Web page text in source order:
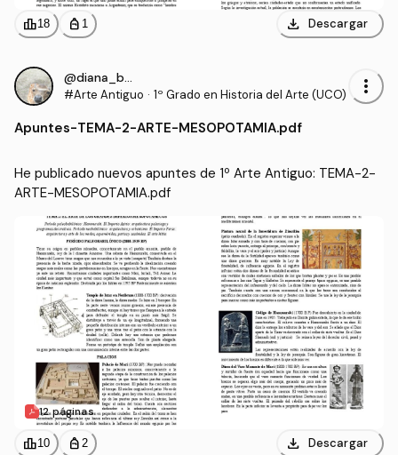
leaderboard18 personal_bag 1 download Descargar
@diana_bcr
#Arte Antiguo · 1º Grado en Historia del Arte (UCO) more_vert
Apuntes-TEMA-2-ARTE-MESOPOTAMIA.pdf
He publicado nuevos apuntes de 1º Arte Antiguo: TEMA-2-
ARTE-MESOPOTAMIA.pdf
12 páginas
leaderboard10 personal_bag 2 download Descargar